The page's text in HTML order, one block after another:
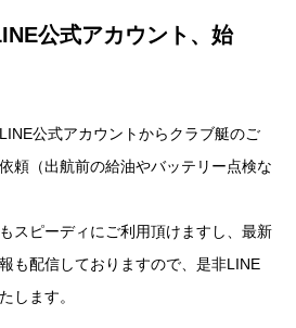
公式アカウント、始
公式アカウントからクラブ艇のご
頼（出航前の給油やバッテリー点検な
スピーディにご利用頂けますし、最新
も配信しておりますので、是非LINE
します。